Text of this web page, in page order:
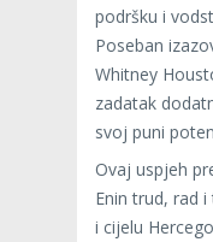
podršku i
Poseban
Whitney
zadatak
svoj puni
Ovaj uspjeh
Enin trud, rad
i cijelu